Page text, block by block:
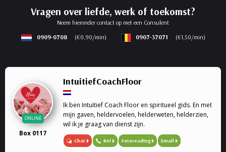
Vragen over liefde, werk of toekomst?
Neem hieronder contact op met een Consulent
0909-0708
(€0,90/min) 0907-37071 (€1,50/min)
ONLINE
Box 0117
IntuitiefCoachFloor
Ik ben Intuïtief Coach Floor en spiritueel gids. En met
mijn gaven, heldervoelen, helderweten, helderzien,
wil ik je graag van dienst zijn.
Chat Bel Fotoreading Email